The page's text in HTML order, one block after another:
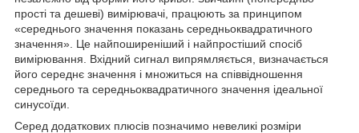
прості та дешеві) вимірювачі, працюють за принципом
«середнього значення показань середньоквадратичного
значення». Це найпоширеніший і найпростіший спосіб
вимірювання. Вхідний сигнал випрямляється, визначається
його середнє значення і множиться на співвідношення
середнього та середньоквадратичного значення ідеальної
синусоїди.
Серед додаткових плюсів позначимо невеликі розміри